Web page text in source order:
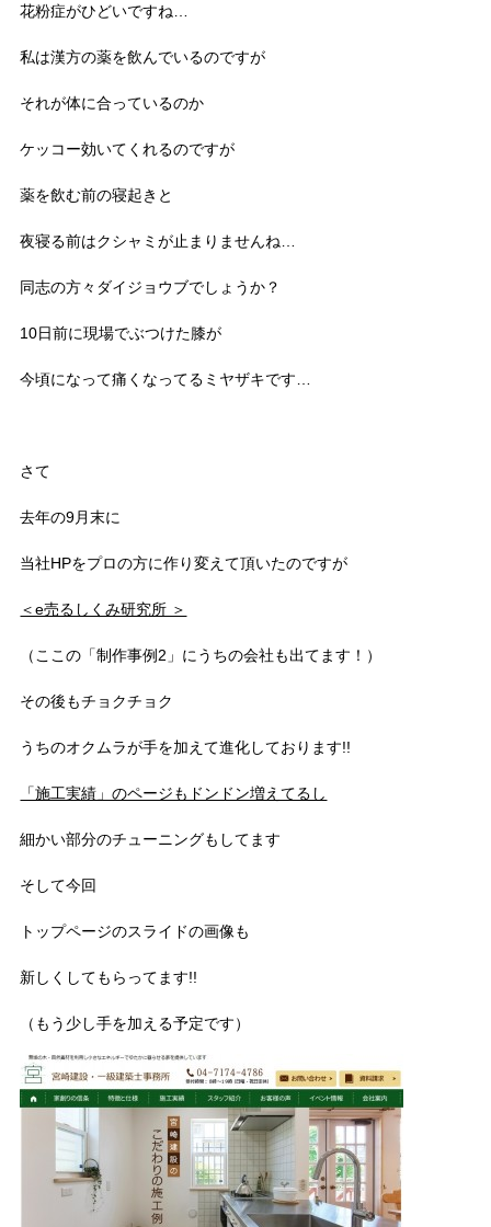
花粉症がひどいですね…
私は漢方の薬を飲んでいるのですが
それが体に合っているのか
ケッコー効いてくれるのですが
薬を飲む前の寝起きと
夜寝る前はクシャミが止まりませんね…
同志の方々ダイジョウブでしょうか？
10日前に現場でぶつけた膝が
今頃になって痛くなってるミヤザキです…
さて
去年の9月末に
当社HPをプロの方に作り変えて頂いたのですが
＜e売るしくみ研究所 ＞
（ここの「制作事例2」にうちの会社も出てます！）
その後もチョクチョク
うちのオクムラが手を加えて進化しております!!
「施工実績」のページもドンドン増えてるし
細かい部分のチューニングもしてます
そして今回
トップページのスライドの画像も
新しくしてもらってます!!
（もう少し手を加える予定です）